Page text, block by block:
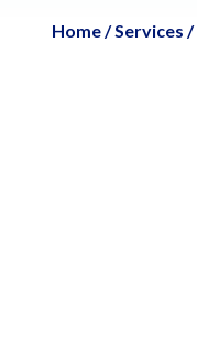
Home/Services /